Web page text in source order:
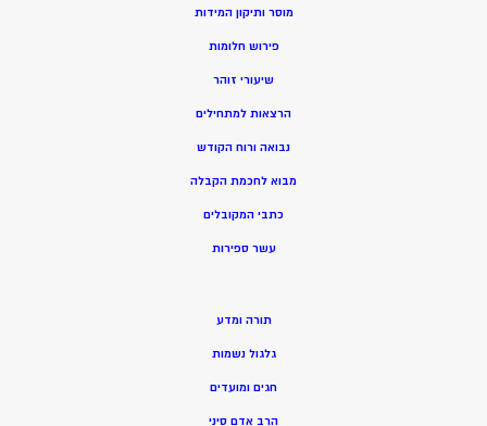
מוסר ותיקון המידות
פירוש חלומות
שיעורי זוהר
הרצאות למתחילים
נבואה ורוח הקודש
מבוא לחכמת הקבלה
כתבי המקובלים
עשר ספירות
תורה ומדע
גלגול נשמות
חגים ומועדים
הרב אדם סיני